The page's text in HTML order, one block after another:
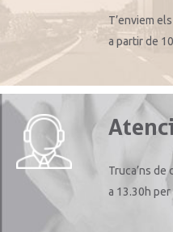
T’enviem
a partir de
Truca’ns
a 13.30h